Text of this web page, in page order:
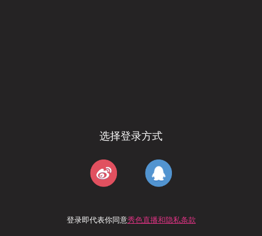
选择登录方式
登录即代表你同意秀色直播和隐私条款